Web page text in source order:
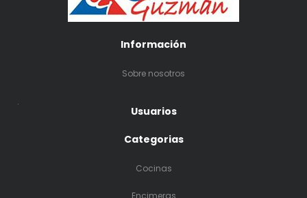
Información
Sobre nosotros
.
Usuarios
Categorias
Cocinas
Encimeras